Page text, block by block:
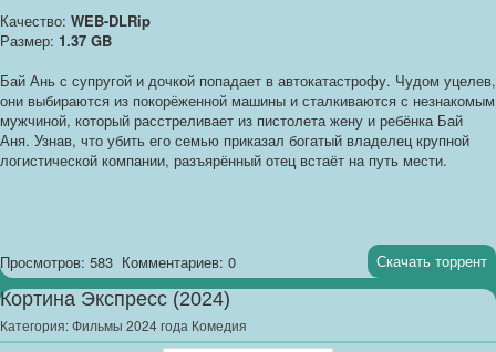
Качество: WEB-DLRip
Размер: 1.37 GB
Бай Ань с супругой и дочкой попадает в автокатастрофу. Чудом уцелев,
они выбираются из покорёженной машины и сталкиваются с незнакомым
мужчиной, который расстреливает из пистолета жену и ребёнка Бай
Аня. Узнав, что убить его семью приказал богатый владелец крупной
логистической компании, разъярённый отец встаёт на путь мести.
Просмотров: 583 Комментариев: 0 Скачать торрент
Кортина Экспресс (2024)
Категория:Фильмы 2024 года Комедия